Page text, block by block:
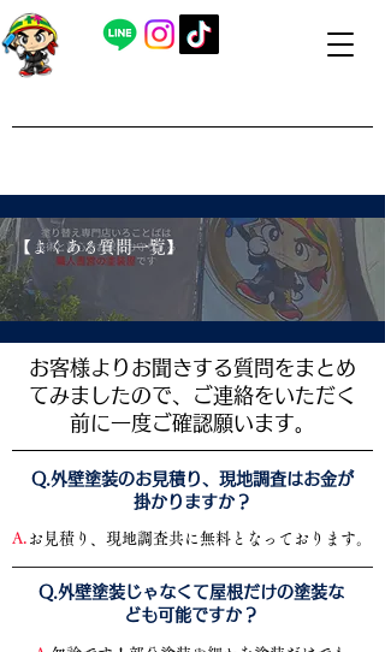
​【よくある質問一覧】
​お客様よりお聞きする質問をまとめ
てみましたので、ご連絡をいただく
前に一度ご確認願います。
​Q.外壁塗装のお見積り、現地調査はお金が
掛かりますか？
A. お見積り、現地調査共に無料と なって おります。
​Q.外壁塗装じゃなくて屋根だけの塗装な
ども可能ですか？